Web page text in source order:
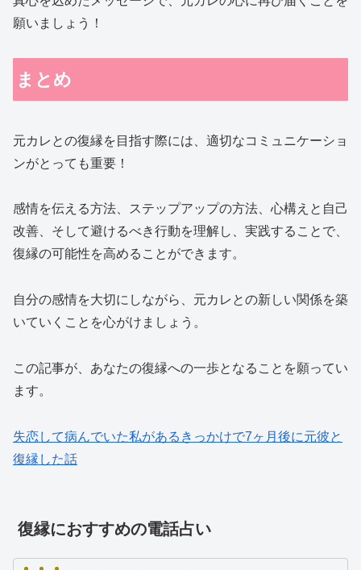
願いましょう！
まとめ
元カレとの復縁を目指す際には、適切なコミュニケーショ
ンがとっても重要！
感情を伝える方法、ステップアップの方法、心構えと自己
改善、そして避けるべき行動を理解し、実践することで、
復縁の可能性を高めることができます。
自分の感情を大切にしながら、元カレとの新しい関係を築
いていくことを心がけましょう。
この記事が、あなたの復縁への一歩となることを願ってい
ます。
失恋して病んでいた私があるきっかけで7ヶ月後に元彼と
復縁した話
復縁におすすめの電話占い